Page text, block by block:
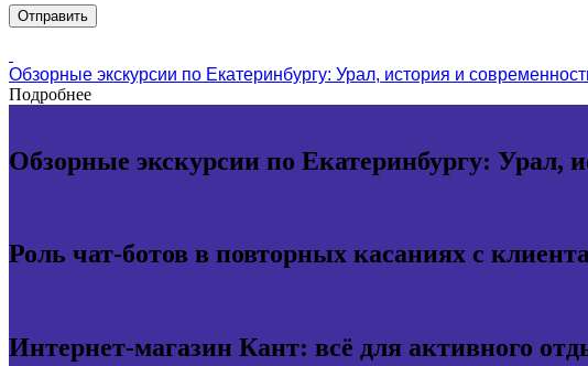
Обзорные экскурсии по Екатеринбургу: Урал, история и
Подробнее
Обзорные экскурсии по Екатеринбургу: Урал,
Роль чат-ботов в повторных касаниях с
Интернет-магазин Кант: всё для активного